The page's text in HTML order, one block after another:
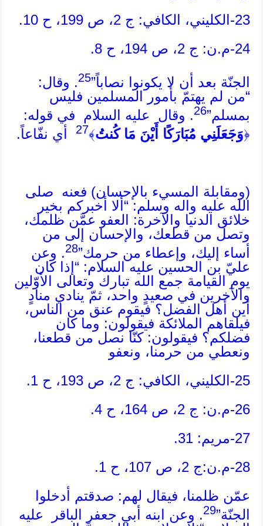
23-الكليني، الكافي: ج 2، ص 199، ح 10.
24-م.ن: ج 2، ص 194، ح 8.
الجنّة بعد أن لا يكونوا نصاباً”25. وقال:
“من لم يهتمّ بأمور المسلمين فليس
بمسلم”26. وقال عليه السلام في قوله:
﴿وَجَعَلَنِي مُبَارَكًا أَيْنَ مَا كُنتُ﴾27 أي نفّاعاً.
(ومقابلة المسيء بالإحسان) فعنه صلى
الله عليه واله وسلم: “ألا أخبركم بخير
خلائق الدنيا والآخرة: العفو عمَّن ظلمك،
وتصل من قطعك، والإحسان إلى من
أساء إليك، وإعطاء من حرمك”28. وعن
عليّ بن الحسين عليه السلام: “إذا كان
يوم القيامة جمع الله تبارك وتعالى الأوّلين
والآخرين في صعيدٍ واحد، ثمّ ينادي منادٍ
أين أهل الفضل؟ فيقوم عنق من الناس،
فيلقاهم الملائكة فيقولون: وما كان
فضلكم؟ فيقولون: كنّا نصل من قطعنا،
ونعطي من حرمنا، ونعفو
25-الكليني، الكافي: ج 2، ص 193، ح 1.
26-م.ن: ج 2، ص 164، ح 4.
27-مريم: 31.
28-م.ن:ج 2، ص 107، ح 1.
عمّن ظلمنا، فيقال لهم: صدقتم أدخلوا
الجنّة”29. وعن ابنه أبي جعفر الباقر عليه